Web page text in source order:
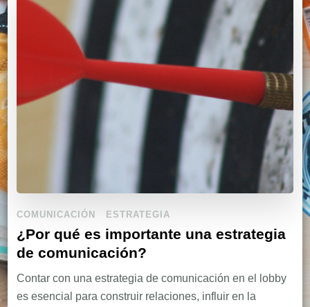
COMUNICACIÓN ESTRATEGIA
¿Por qué es importante una estrategia
de comunicación?
Contar con una estrategia de comunicación en el lobby
es esencial para construir relaciones, influir en la